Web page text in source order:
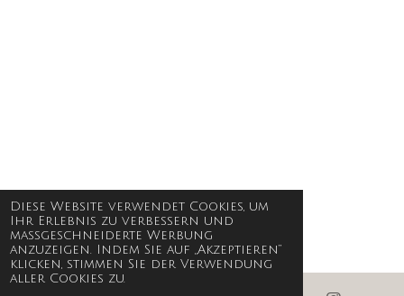
Diese Website verwendet Cookies, um
Ihr Erlebnis zu verbessern und
maßgeschneiderte Werbung
anzuzeigen. Indem Sie auf „Akzeptieren“
klicken, stimmen Sie der Verwendung
aller Cookies zu.